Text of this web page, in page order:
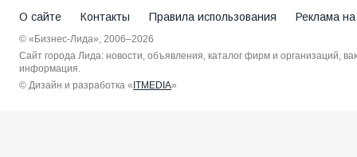
О сайте Контакты Правила использования Реклама
© «Бизнес-Лида», 2006–2026
Сайт города Лида: новости, объявления, каталог фирм и организаций,
информация.
© Дизайн и разработка « ITMEDIA»